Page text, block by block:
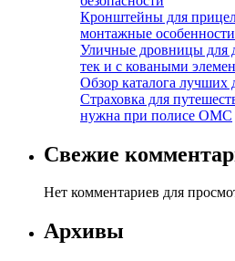
Кронштейны для
монтажные особенности
Уличные дровницы для
тек и с коваными
Обзор каталога лучших
Страховка для
нужна при полисе ОМС
Свежие
Нет комментариев для
Архивы